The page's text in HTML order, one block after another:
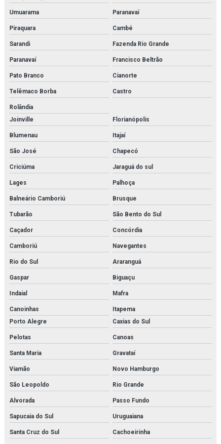
Instalação de reatores de fabricação
Instalação de reatores de fabricação em rio de janeiro
Instalação de trocador de calor
Instalação de trocadores de calor em rio de janeiro
Isolamento térmico tubulação
Isolamento térmico para tubulação de água gelada
Isolamento térmico tubulação água quente
Isolamento térmico em tubulações e equipamentos
Isolamento térmico em tubulações e equipamentos orçamento
Isolamento térmico tubulações industriais
Joystick danfoss
Limpeza química de trocador de calor
Manutenção e aferição em válvulas de segurança
Manutenção e aferição em válvulas de segurança em rj
Manutenção de bomba de condensado
Manutenção de trocador de calor
Membrana de n2
Membrana de nitrogênio
Minibooster
Montagem de estrutura metálica orçamento
Montagem de estrutura metálica em rj
Montagem de estruturas metálicas
Umuarama Paranavaí
Piraquara Cambé
Sarandi Fazenda Rio Grande
Paranavaí Francisco Beltrão
Pato Branco Cianorte
Telêmaco Borba Castro
Rolândia
Joinville
Florianópolis
Blumenau Itajaí
São José Chapecó
Criciúma Jaraguá do sul
Lages Palhoça
Balneário Camboriú Brusque
Tubarão São Bento do Sul
Caçador Concórdia
Camboriú Navegantes
Rio do Sul Araranguá
Gaspar Biguaçu
Indaial Mafra
Canoinhas
Itapema
Porto Alegre
Caxias do Sul
Pelotas Canoas
Santa Maria Gravataí
Viamão Novo Hamburgo
São Leopoldo Rio Grande
Alvorada Passo Fundo
Sapucaia do Sul Uruguaiana
Santa Cruz do Sul Cachoeirinha